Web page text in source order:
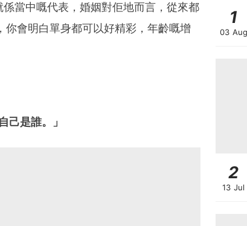
當中嘅代表，婚姻對佢地而言，從來都
會明白單身都可以好精彩，年齡嘅增
己是誰。」
1
03 Aug
2
13 Jul